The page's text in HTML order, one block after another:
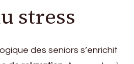
stress
des seniors s’enrichit